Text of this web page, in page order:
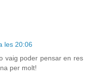
les 20:06
vaig poder pensar en res
per molt!